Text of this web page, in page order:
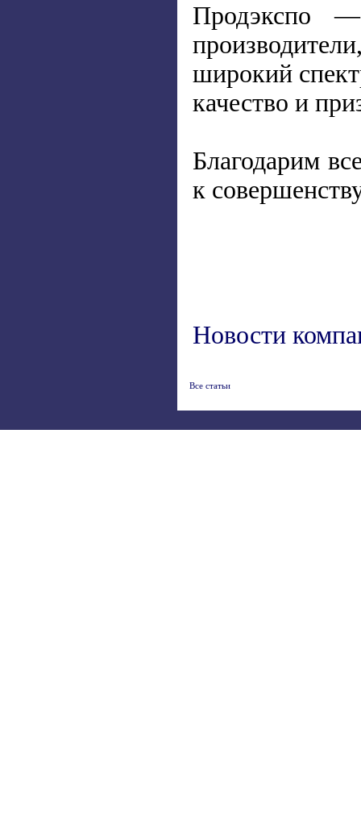
Продэкспо
широкий
качество и
Благодарим
к
Новости
Все статьи